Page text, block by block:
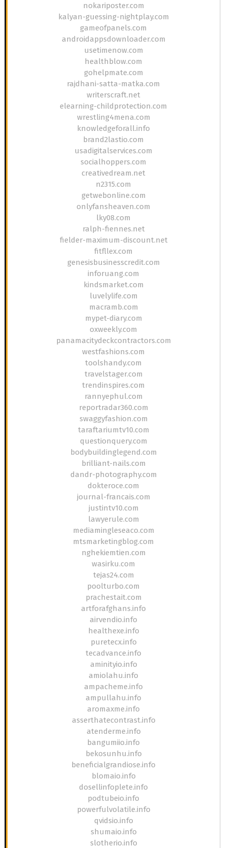
nokariposter.com
kalyan-guessing-nightplay.com
gameofpanels.com
androidappsdownloader.com
usetimenow.com
healthblow.com
gohelpmate.com
rajdhani-satta-matka.com
writerscraft.net
elearning-childprotection.com
wrestling4mena.com
knowledgeforall.info
brand2lastio.com
usadigitalservices.com
socialhoppers.com
creativedream.net
n2315.com
getwebonline.com
onlyfansheaven.com
lky08.com
ralph-fiennes.net
fielder-maximum-discount.net
fitfllex.com
genesisbusinesscredit.com
inforuang.com
kindsmarket.com
luvelylife.com
macramb.com
mypet-diary.com
oxweekly.com
panamacitydeckcontractors.com
westfashions.com
toolshandy.com
travelstager.com
trendinspires.com
rannyephul.com
reportradar360.com
swaggyfashion.com
taraftariumtv10.com
questionquery.com
bodybuildinglegend.com
brilliant-nails.com
dandr-photography.com
dokteroce.com
journal-francais.com
justintv10.com
lawyerule.com
mediamingleseaco.com
mtsmarketingblog.com
nghekiemtien.com
wasirku.com
tejas24.com
poolturbo.com
prachestait.com
artforafghans.info
airvendio.info
healthexe.info
puretecx.info
tecadvance.info
aminityio.info
amiolahu.info
ampacheme.info
ampullahu.info
aromaxme.info
asserthatecontrast.info
atenderme.info
bangumiio.info
bekosunhu.info
beneficialgrandiose.info
blomaio.info
dosellinfoplete.info
podtubeio.info
powerfulvolatile.info
qvidsio.info
shumaio.info
slotherio.info